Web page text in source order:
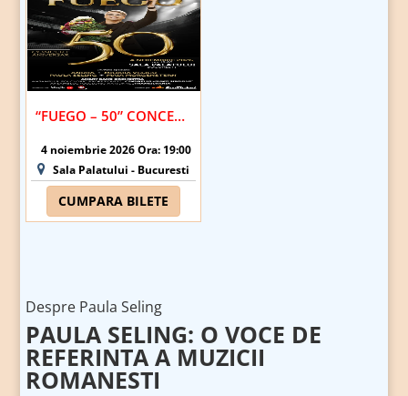
“FUEGO – 50” CONCERT ANIVERSAR PAUL SURUGIU | BUCURESTI
4 noiembrie 2026 Ora: 19:00
Sala Palatului - Bucuresti
CUMPARA BILETE
Despre Paula Seling
PAULA SELING: O VOCE DE
REFERINTA A MUZICII
ROMANESTI